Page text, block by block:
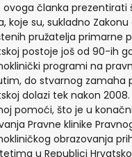
ovoga članka prezentirati
koje su, sukladno
pružatelja primarne
postoje još od 90-ih
programi na
do stvarnog zamaha
dolazi tek nakon
pomoći, što je u
Pravne klinike
obrazovanja
u Republici